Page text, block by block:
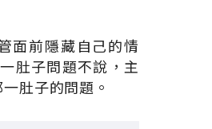
面前隱藏自己的情
肚子問題不說，主
肚子的問題。